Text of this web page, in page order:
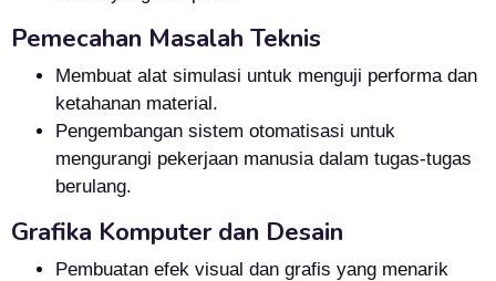
Pemecahan Masalah Teknis
Membuat alat simulasi untuk menguji performa dan
ketahanan material.
Pengembangan sistem otomatisasi untuk
mengurangi pekerjaan manusia dalam tugas-tugas
berulang.
Grafika Komputer dan Desain
Pembuatan efek visual dan grafis yang menarik